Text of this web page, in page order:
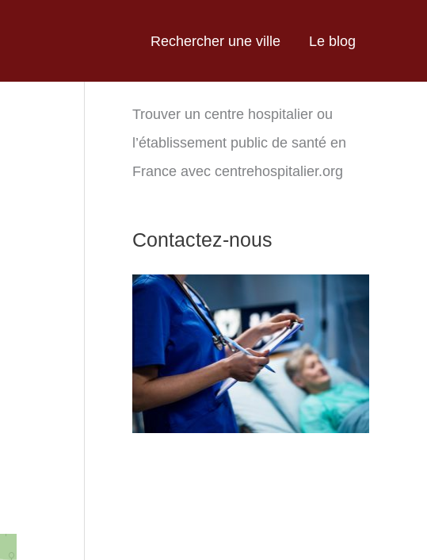
Rechercher une ville Le blog
Trouver un centre hospitalier ou
l’établissement public de santé en
France avec centrehospitalier.org
Contactez-nous